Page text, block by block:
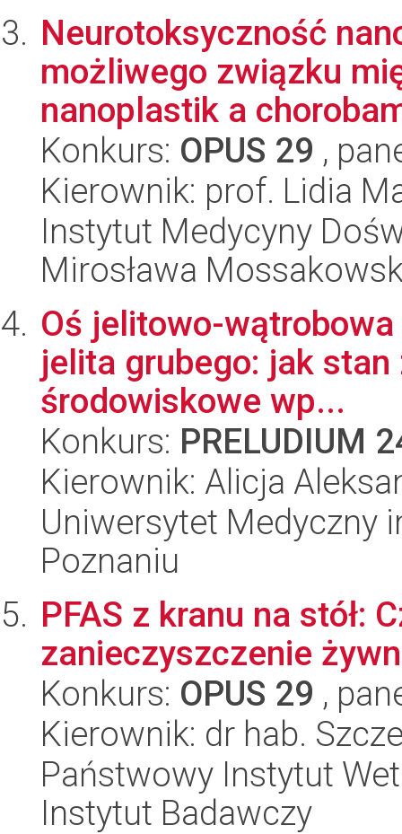
Neurotoksyczność
możliwego związku
nanoplastik a
Konkurs: OPUS 29 ,
Kierownik: prof. Lidia
Instytut Medycyny
Mirosława
Oś jelitowo-
jelita grubego: jak
środowiskowe wp...
Konkurs: PRELUDIUM
Kierownik: Alicja
Uniwersytet Medyczny
Poznaniu
PFAS z kranu na stół:
zanieczyszczenie
Konkurs: OPUS 29 ,
Kierownik: dr hab.
Państwowy Instytut
Instytut Badawczy